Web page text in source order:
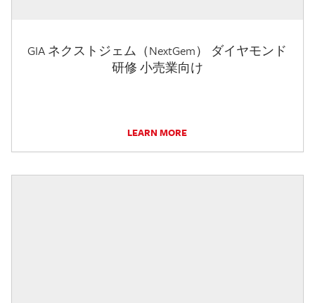
GIA ネクストジェム（NextGem） ダイヤモンド
研修 小売業向け
LEARN MORE